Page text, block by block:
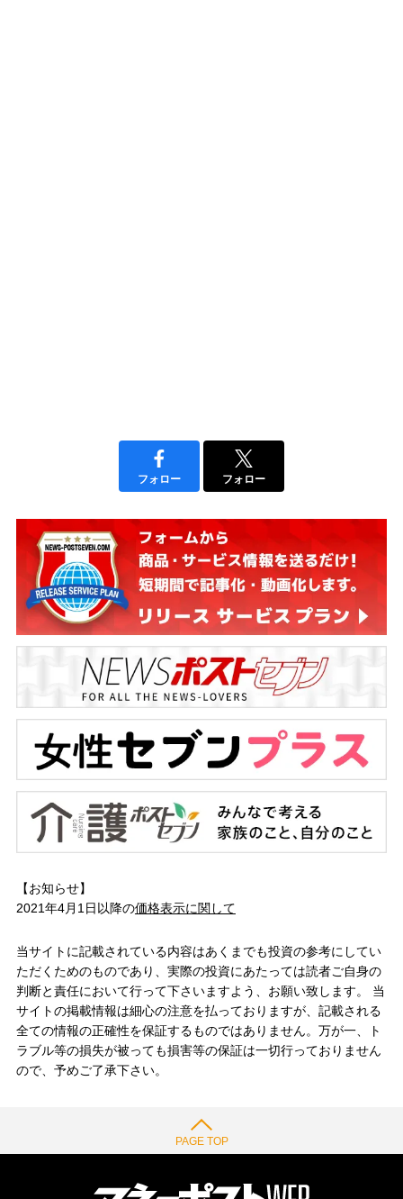
フォロー フォロー
【お知らせ】
2021年4月1日以降の価格表示に関して
当サイトに記載されている内容はあくまでも投資の参考にしてい
ただくためのものであり、実際の投資にあたっては読者ご自身の
判断と責任において行って下さいますよう、お願い致します。 当
サイトの掲載情報は細心の注意を払っておりますが、記載される
全ての情報の正確性を保証するものではありません。万が一、ト
ラブル等の損失が被っても損害等の保証は一切行っておりません
ので、予めご了承下さい。
PAGE TOP